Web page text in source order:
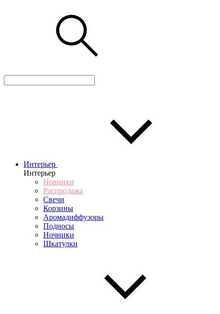
Интерьер
Интерьер
Новинки
Распродажа
Свечи
Корзины
Аромадиффузоры
Подносы
Ночники
Шкатулки